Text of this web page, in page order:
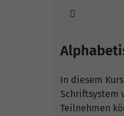
In diesem
Schriftsystem
Teilnehmen